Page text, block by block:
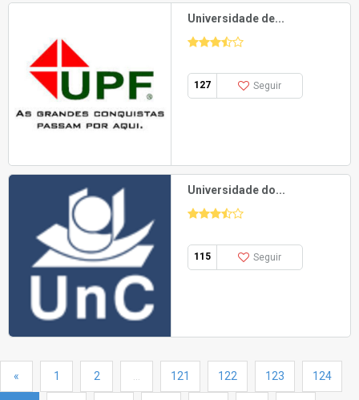
Universidade de...
127 Seguir
Universidade do...
115 Seguir
« 1 2 121 122 123 124